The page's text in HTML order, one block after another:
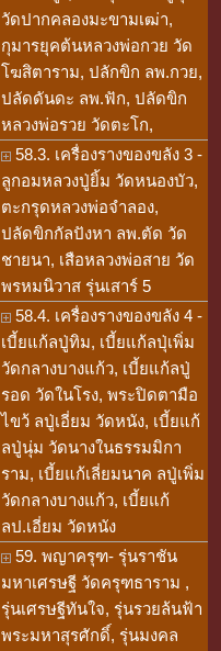
วัดปากคลองมะขามเฒ่า,
กุมารยุคต้นหลวงพ่อกวย วัด
โฆสิตาราม, ปลักขิก ลพ.กวย,
ปลัดดันดะ ลพ.ฟัก, ปลัดขิก
หลวงพ่อรวย วัดตะโก,
58.3. เครื่องรางของขลัง 3 -
ลูกอมหลวงปู่ยิ้ม วัดหนองบัว,
ตะกรุดหลวงพ่อจำลอง,
ปลัดขิกกัลปังหา ลพ.ตัด วัด
ชายนา, เสือหลวงพ่อสาย วัด
พรหมนิวาส รุ่นเสาร์ 5
58.4. เครื่องรางของขลัง 4 -
เบี้ยแก้ลปู่ทิม, เบี้ยแก้ลปุ่เพิ่ม
วัดกลางบางแก้ว, เบี้ยแก้ลปู่
รอด วัดในโรง, พระปิดตามือ
ไขว้ ลปู่เอี่ยม วัดหนัง, เบี้ยแก้
ลปู่นุ่ม วัดนางในธรรมมิกา
ราม, เบี้ยแก้เลี่ยมนาค ลปู่เพิ่ม
วัดกลางบางแก้ว, เบี้ยแก้
ลป.เอี่ยม วัดหนัง
59. พญาครุฑ- รุ่นราชัน
มหาเศรษฐี วัดครุฑธาราม ,
รุ่นเศรษฐีทันใจ, รุ่นรวยล้นฟ้า
พระมหาสุรศักดิ์, รุ่นมงคล